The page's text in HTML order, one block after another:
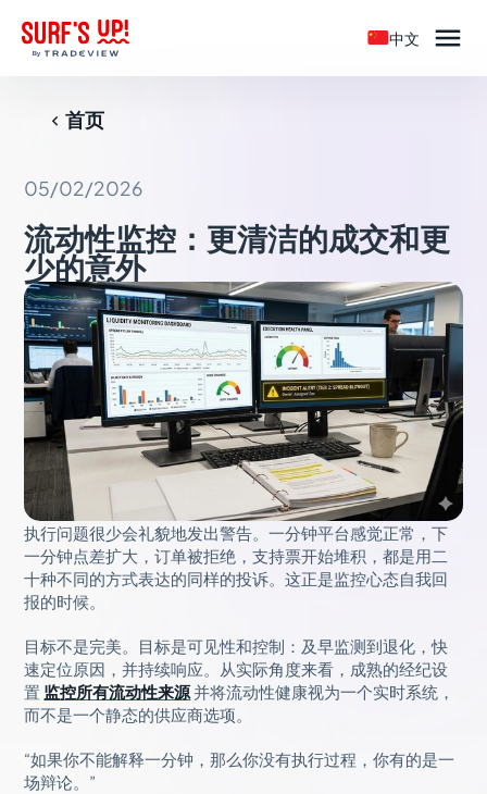
中文 
首页
05/02/2026
流动性监控：更清洁的成交和更
少的意外
执行问题很少会礼貌地发出警告。一分钟平台感觉正常，下
一分钟点差扩大，订单被拒绝，支持票开始堆积，都是用二
十种不同的方式表达的同样的投诉。这正是监控心态自我回
报的时候。
目标不是完美。目标是可见性和控制：及早监测到退化，快
速定位原因，并持续响应。从实际角度来看，成熟的经纪设
置 监控所有流动性来源并将流动性健康视为一个实时系统，
而不是一个静态的供应商选项。
“如果你不能解释一分钟，那么你没有执行过程，你有的是一
场辩论。”